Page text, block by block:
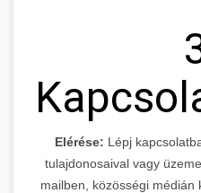
Elérése: Lépj
tulajdonosaival vagy
mailben, közösségi médián